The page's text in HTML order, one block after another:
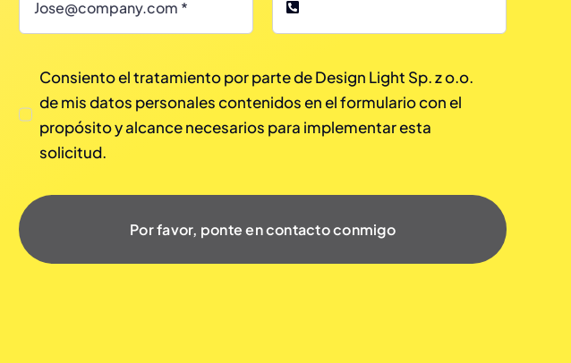
Consiento el tratamiento por parte de Design Light Sp. z o.o.
de mis datos personales contenidos en el formulario con el
propósito y alcance necesarios para implementar esta
solicitud.
Por favor, ponte en contacto conmigo